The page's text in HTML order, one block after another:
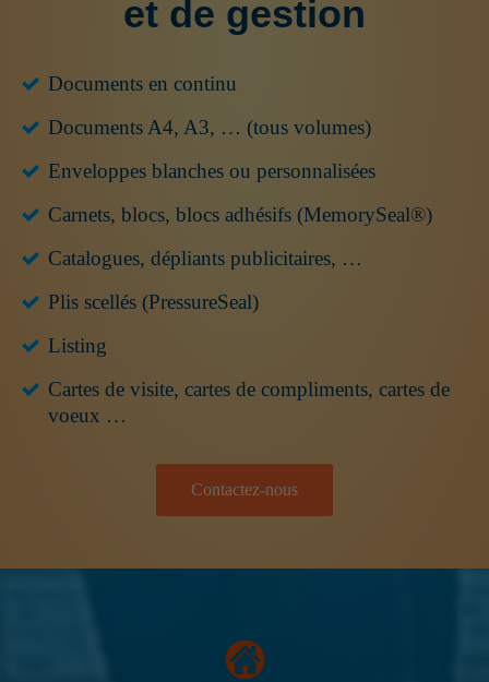
et de gestion
Documents en continu
Documents A4, A3, … (tous volumes)
Enveloppes blanches ou personnalisées
Carnets, blocs, blocs adhésifs (MemorySeal®)
Catalogues, dépliants publicitaires, …
Plis scellés (PressureSeal)
Listing
Cartes de visite, cartes de compliments, cartes de
voeux …
Contactez-nous